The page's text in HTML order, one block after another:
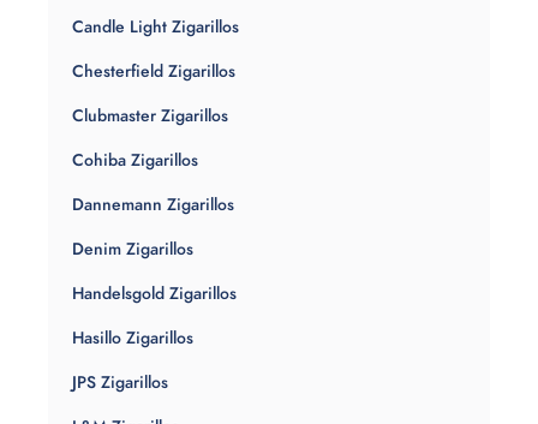
Candle Light Zigarillos
Chesterfield Zigarillos
Clubmaster Zigarillos
Cohiba Zigarillos
Dannemann Zigarillos
Denim Zigarillos
Handelsgold Zigarillos
Hasillo Zigarillos
JPS Zigarillos